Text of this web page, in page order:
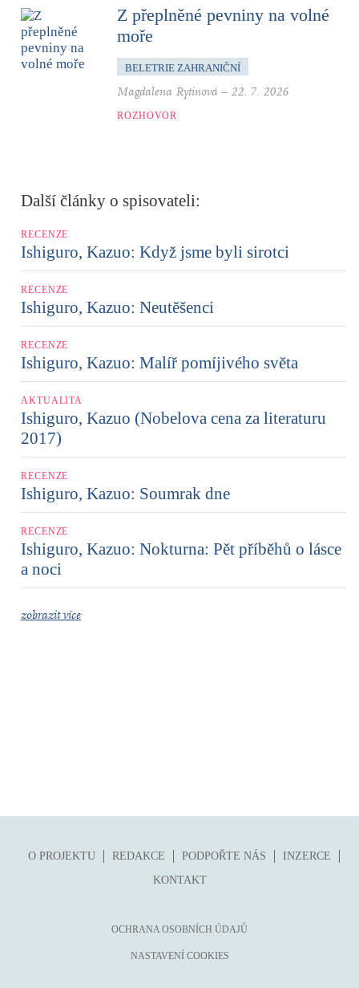
Z přeplněné pevniny na volné
moře
BELETRIE ZAHRANIČNÍ
Magdalena Rytinová – 22. 7. 2026
ROZHOVOR
Další články o spisovateli:
RECENZE
Ishiguro, Kazuo: Když jsme byli sirotci
RECENZE
Ishiguro, Kazuo: Neutěšenci
RECENZE
Ishiguro, Kazuo: Malíř pomíjivého světa
AKTUALITA
Ishiguro, Kazuo (Nobelova cena za literaturu
2017)
RECENZE
Ishiguro, Kazuo: Soumrak dne
RECENZE
Ishiguro, Kazuo: Nokturna: Pět příběhů o lásce
a noci
zobrazit více
O PROJEKTU REDAKCE PODPOŘTE NÁS
INZERCE
KONTAKT
OCHRANA OSOBNÍCH ÚDAJŮ
NASTAVENÍ COOKIES